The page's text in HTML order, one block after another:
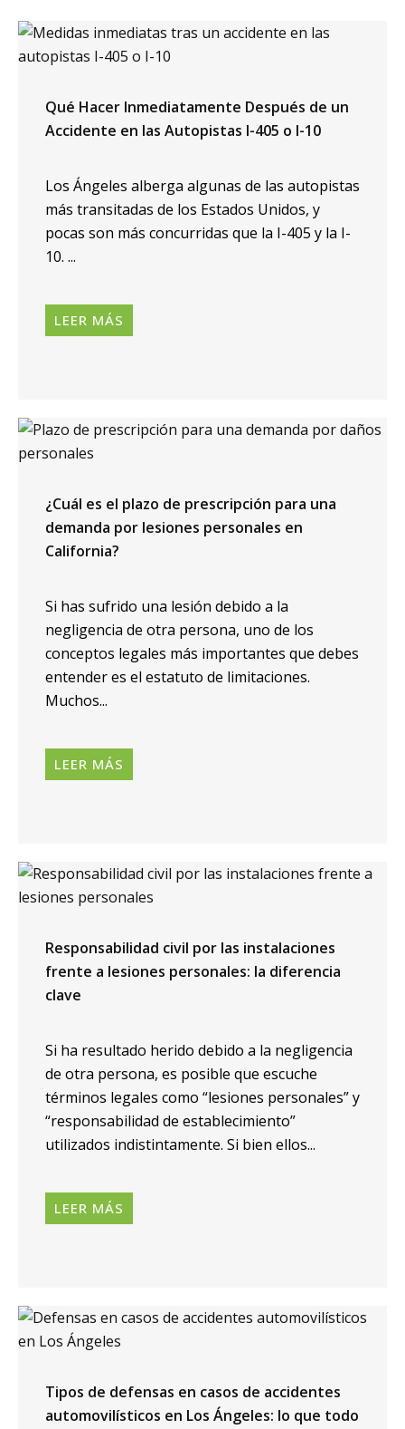
Qué Hacer Inmediatamente Después de un
Accidente en las Autopistas I-405 o I-10
Los Ángeles alberga algunas de las autopistas
más transitadas de los Estados Unidos, y
pocas son más concurridas que la I-405 y la I-
10. ...
LEER MÁS
¿Cuál es el plazo de prescripción para una
demanda por lesiones personales en
California?
Si has sufrido una lesión debido a la
negligencia de otra persona, uno de los
conceptos legales más importantes que debes
entender es el estatuto de limitaciones.
Muchos...
LEER MÁS
Responsabilidad civil por las instalaciones
frente a lesiones personales: la diferencia
clave
Si ha resultado herido debido a la negligencia
de otra persona, es posible que escuche
términos legales como “lesiones personales” y
“responsabilidad de establecimiento”
utilizados indistintamente. Si bien ellos...
LEER MÁS
Tipos de defensas en casos de accidentes
automovilísticos en Los Ángeles: lo que todo